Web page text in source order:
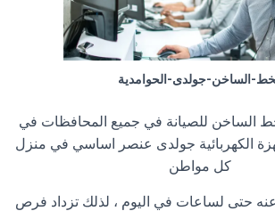
الساخن-جولدى-الحوامدية
الساخن للصيانة في جميع المحافظات في
الكهربائية جولدى عنصر اساسي في منزل
كل مواطن
عنه حتى لساعات في اليوم ، لذلك تزداد فرص